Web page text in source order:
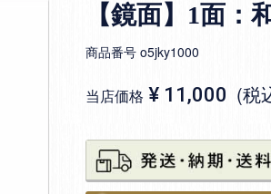
【鏡面】1面：
商品番号 o5jky1000
当店価格 ¥ 11,000 税